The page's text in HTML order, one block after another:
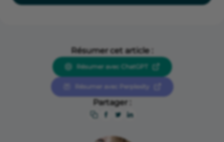
Résumer cet article :
Résumer avec ChatGPT
Résumer avec Perplexity
Partager :